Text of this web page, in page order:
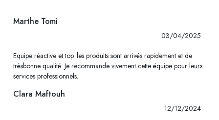
Marthe Tomi
03/04/2025
Equipe réactive et top. les produits sont arrivés rapidement et de
trèsbonne qualité. Je recommande vivement cette équipe pour leurs
services professionnels.
Clara Maftouh
12/12/2024